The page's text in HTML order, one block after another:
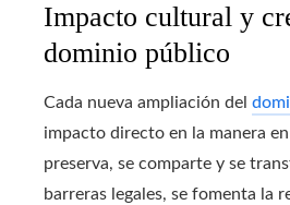
Impacto cultural y
dominio público
Cada nueva ampliación del
impacto directo en la manera
preserva, se comparte y se
barreras legales, se fomenta la